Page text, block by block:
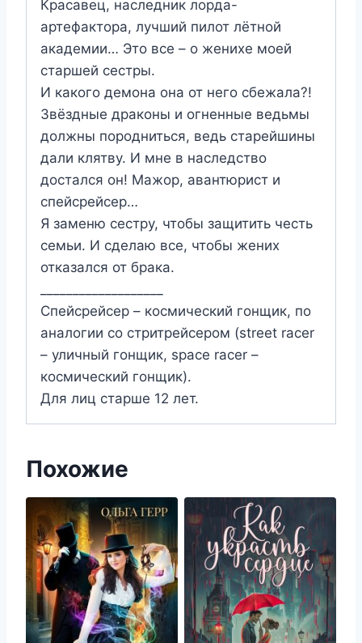
Красавец, наследник лорда-
артефактора, лучший пилот лётной
академии… Это все – о женихе моей
старшей сестры.
И какого демона она от него сбежала?!
Звёздные драконы и огненные ведьмы
должны породниться, ведь старейшины
дали клятву. И мне в наследство
достался он! Мажор, авантюрист и
спейсрейсер…
Я заменю сестру, чтобы защитить честь
семьи. И сделаю все, чтобы жених
отказался от брака.
Спейсрейсер – космический гонщик, по
аналогии со стритрейсером (street racer
– уличный гонщик, space racer –
космический гонщик).
Для лиц старше 12 лет.
Похожие